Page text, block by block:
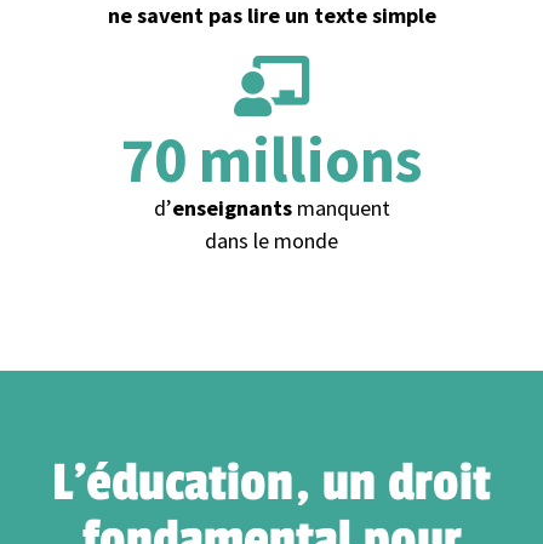
ne savent pas lire un texte simple
70 millions
d’enseignantsmanquent
dans le monde
L'éducation, un droit